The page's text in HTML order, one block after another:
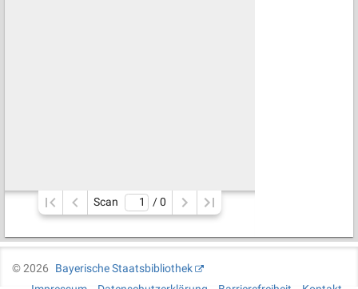
Scan / 0
©2026
Bayerische Staatsbibliothek